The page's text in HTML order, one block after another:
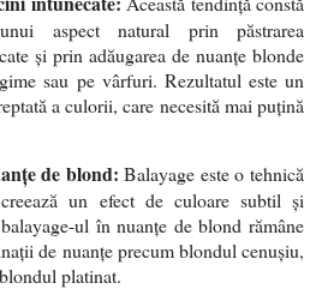
aspect natural prin păstrarea
și prin adăugarea de nuanțe blonde
sau pe vârfuri. Rezultatul este un
a culorii, care necesită mai puțină
de blond: Balayage este o tehnică
un efect de culoare subtil și
ul în nuanțe de blond rămâne
de nuanțe precum blondul cenușiu,
platinat.